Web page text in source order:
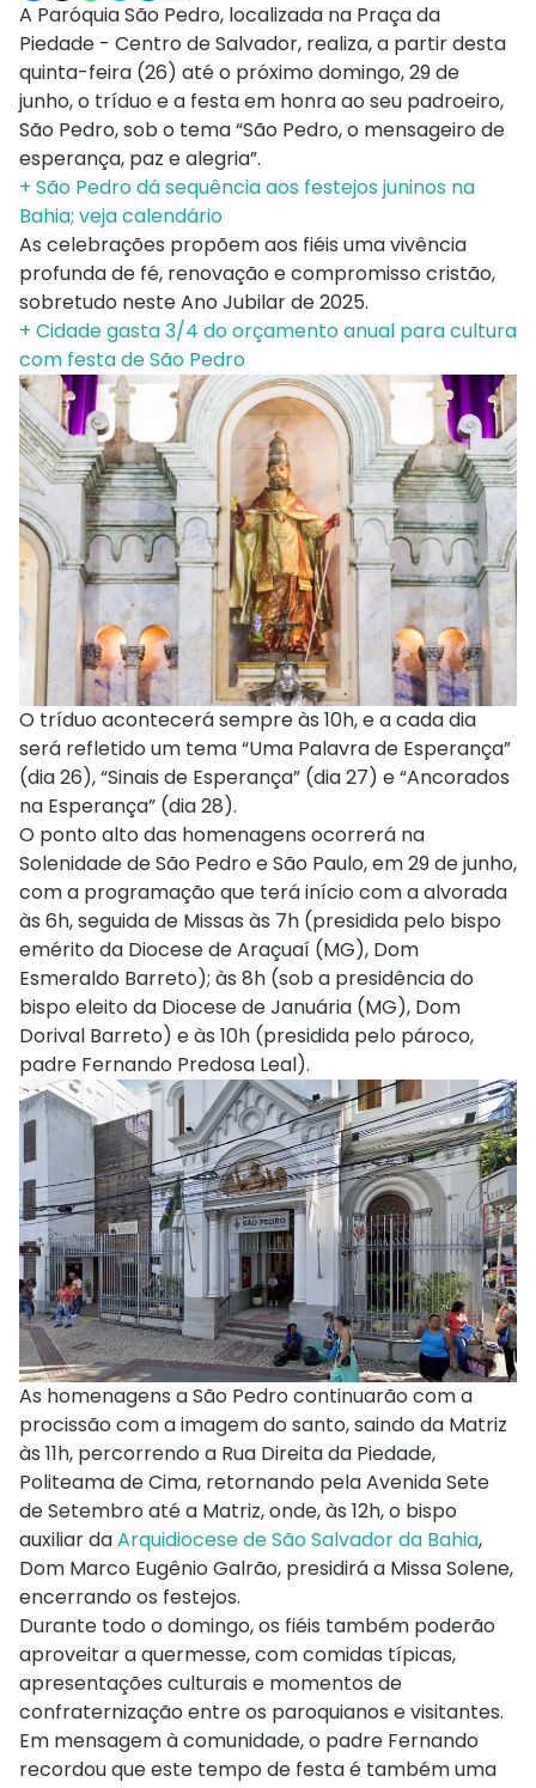
A Paróquia São Pedro, localizada na Praça da
Piedade - Centro de Salvador, realiza, a partir desta
quinta-feira (26) até o próximo domingo, 29 de
junho, o tríduo e a festa em honra ao seu padroeiro,
São Pedro, sob o tema “São Pedro, o mensageiro de
esperança, paz e alegria”.
+ São Pedro dá sequência aos festejos juninos na
Bahia; veja calendário
As celebrações propõem aos fiéis uma vivência
profunda de fé, renovação e compromisso cristão,
sobretudo neste Ano Jubilar de 2025.
+ Cidade gasta 3/4 do orçamento anual para cultura
com festa de São Pedro
O tríduo acontecerá sempre às 10h, e a cada dia
será refletido um tema “Uma Palavra de Esperança”
(dia 26), “Sinais de Esperança” (dia 27) e “Ancorados
na Esperança” (dia 28).
O ponto alto das homenagens ocorrerá na
Solenidade de São Pedro e São Paulo, em 29 de junho,
com a programação que terá início com a alvorada
às 6h, seguida de Missas às 7h (presidida pelo bispo
emérito da Diocese de Araçuaí (MG), Dom
Esmeraldo Barreto); às 8h (sob a presidência do
bispo eleito da Diocese de Januária (MG), Dom
Dorival Barreto) e às 10h (presidida pelo pároco,
padre Fernando Predosa Leal).
As homenagens a São Pedro continuarão com a
procissão com a imagem do santo, saindo da Matriz
às 11h, percorrendo a Rua Direita da Piedade,
Politeama de Cima, retornando pela Avenida Sete
de Setembro até a Matriz, onde, às 12h, o bispo
auxiliar daArquidiocese de São Salvador da Bahia,
Dom Marco Eugênio Galrão, presidirá a Missa Solene,
encerrando os festejos.
Durante todo o domingo, os fiéis também poderão
aproveitar a quermesse, com comidas típicas,
apresentações culturais e momentos de
confraternização entre os paroquianos e visitantes.
Em mensagem à comunidade, o padre Fernando
recordou que este tempo de festa é também uma